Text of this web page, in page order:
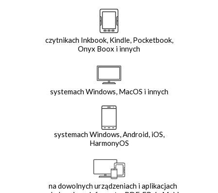
czytnikach Inkbook, Kindle, Pocketbook,
Onyx Boox i innych
systemach Windows, MacOS i innych
systemach Windows, Android, iOS,
HarmonyOS
na dowolnych urządzeniach i aplikacjach